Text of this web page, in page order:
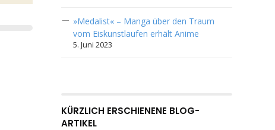
»Medalist« – Manga über den Traum
vom Eiskunstlaufen erhält Anime
5. Juni 2023
KÜRZLICH ERSCHIENENE BLOG-
ARTIKEL